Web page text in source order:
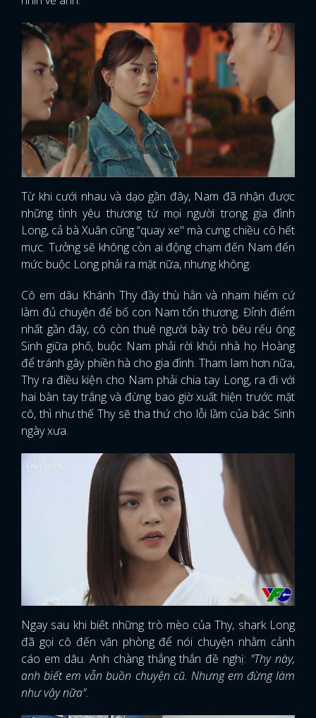
Từ khi cưới nhau và dạo gần đây, Nam đã nhận được
những tình yêu thương từ mọi người trong gia đình
Long, cả bà Xuân cũng “quay xe" mà cưng chiều cô hết
mực. Tưởng sẽ không còn ai động chạm đến Nam đến
mức buộc Long phải ra mặt nữa, nhưng không.
Cô em dâu Khánh Thy đầy thù hằn và nham hiểm cứ
làm đủ chuyện để bố con Nam tổn thương. Đỉnh điểm
nhất gần đây, cô còn thuê người bày trò bêu rếu ông
Sinh giữa phố, buộc Nam phải rời khỏi nhà họ Hoàng
để tránh gây phiền hà cho gia đình. Tham lam hơn nữa,
Thy ra điều kiện cho Nam phải chia tay Long, ra đi với
hai bàn tay trắng và đừng bao giờ xuất hiện trước mặt
cô, thì như thế Thy sẽ tha thứ cho lỗi lầm của bác Sinh
ngày xưa.
Ngay sau khi biết những trò mèo của Thy, shark Long
đã gọi cô đến văn phòng để nói chuyện nhằm cảnh
cáo em dâu. Anh chàng thẳng thắn đề nghị: "Thy này,
anh biết em vẫn buồn chuyện cũ. Nhưng em đừng làm
như vậy nữa".